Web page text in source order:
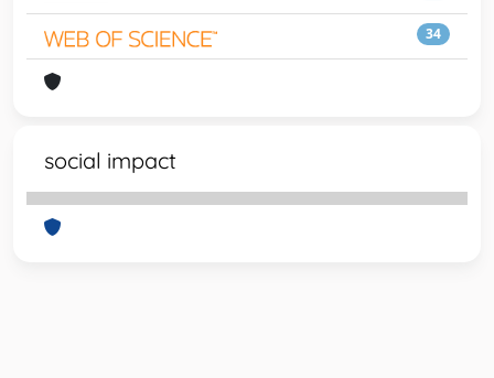
34
social impact